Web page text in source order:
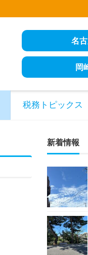
名
岡
税務トピックス
新着情報